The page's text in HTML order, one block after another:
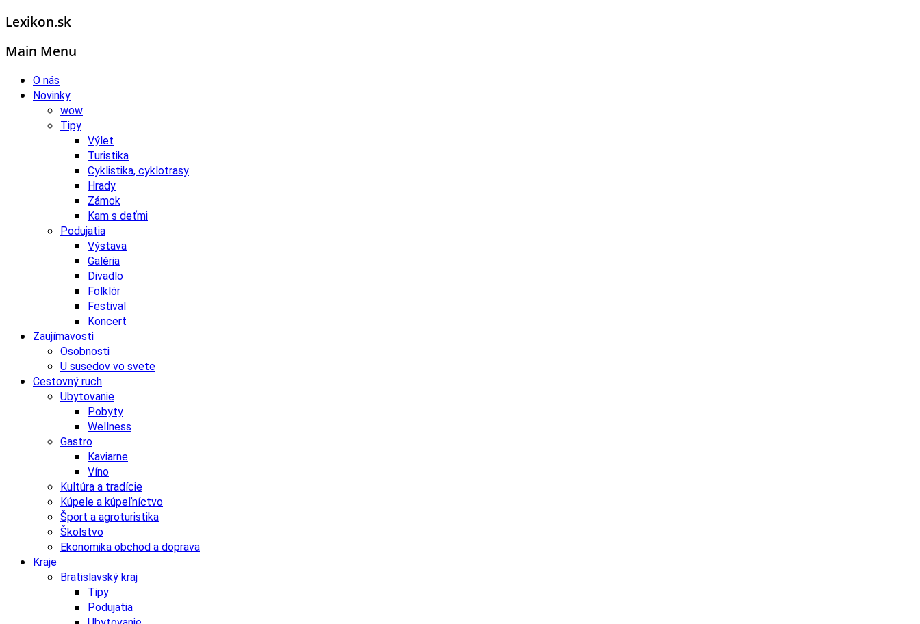
Lexikon.sk
Main Menu
O nás
Novinky
wow
Tipy
Výlet
Turistika
Cyklistika, cyklotrasy
Hrady
Zámok
Kam s deťmi
Podujatia
Výstava
Galéria
Divadlo
Folklór
Festival
Koncert
Zaujímavosti
Osobnosti
U susedov vo svete
Cestovný ruch
Ubytovanie
Pobyty
Wellness
Gastro
Kaviarne
Víno
Kultúra a tradície
Kúpele a kúpeľníctvo
Šport a agroturistika
Školstvo
Ekonomika obchod a doprava
Kraje
Bratislavský kraj
Tipy
Podujatia